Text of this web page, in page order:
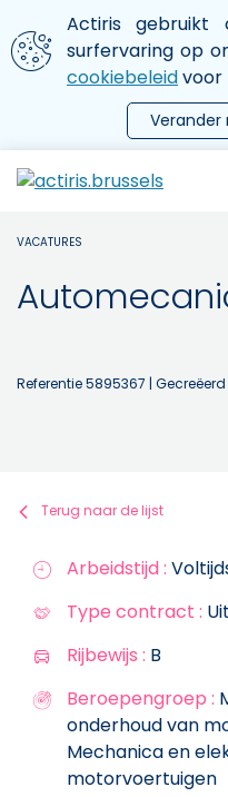
Aller au contenu principal
We gebruiken cookies
Actiris gebruikt
surfervaring op
cookiebeleidvoor
Verander
le menu
VACATURES
Referentie 5895367 |
Terug naar de lijst
Arbeidstijd :
Type contract :
Rijbewijs : B
Beroepengroep :
onderhoud van
Mechanica en
motorvoertuigen